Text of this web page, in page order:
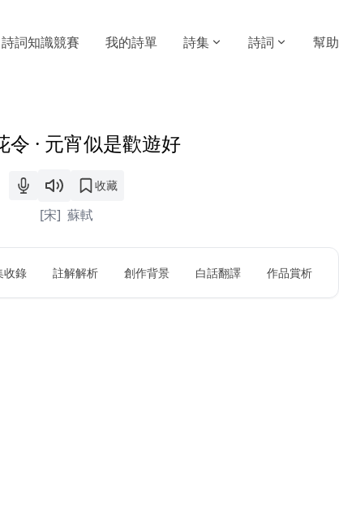
詩詞知識競賽 我的詩單 詩集 詩詞 幫助
令 · 元宵似是歡遊好
收藏
[宋] 蘇軾
收錄 註解解析 創作背景 白話翻譯 作品賞析